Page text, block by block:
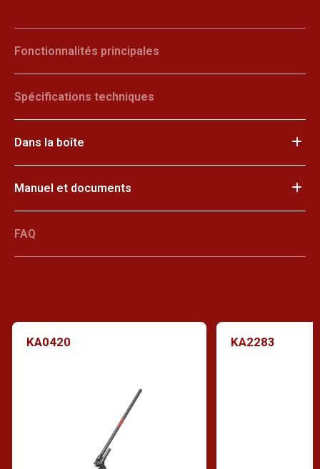
Fonctionnalités principales
Spécifications techniques
Dans la boîte
Manuel et documents
FAQ
KA0420 KA2283